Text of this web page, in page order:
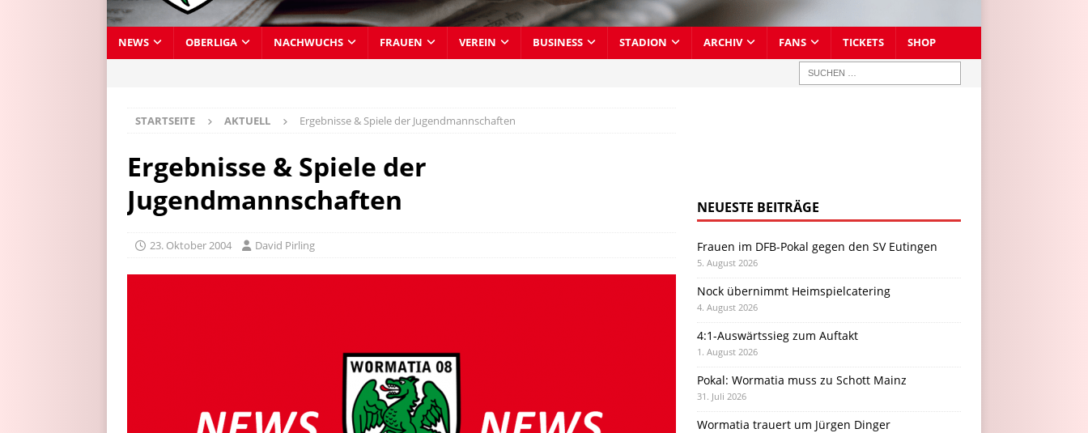
NEWS OBERLIGA NACHWUCHS FRAUEN VEREIN BUSINESS STADION ARCHIV FANS TICKETS SHOP
STARTSEITE AKTUELL Ergebnisse & Spiele der Jugendmannschaften
Ergebnisse & Spiele der
Jugendmannschaften
23. Oktober 2004 David Pirling
NEUESTE BEITRÄGE
Frauen im DFB-Pokal gegen den SV Eutingen
5. August 2026
Nock übernimmt Heimspielcatering
4. August 2026
4:1-Auswärtssieg zum Auftakt
1. August 2026
Pokal: Wormatia muss zu Schott Mainz
31. Juli 2026
Wormatia trauert um Jürgen Dinger